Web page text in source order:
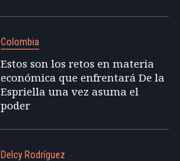
Colombia
Estos son los retos en materia
económica que enfrentará De la
Espriella una vez asuma el
poder
Delcy Rodríguez